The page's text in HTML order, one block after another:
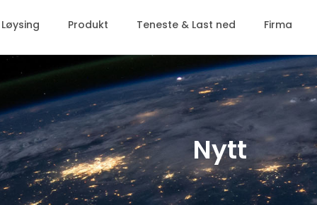
Løysing Produkt Teneste & Last ned Firma
Nytt